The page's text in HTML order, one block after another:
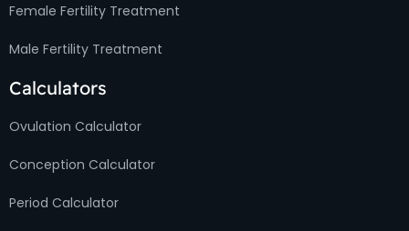
Female Fertility Treatment
Male Fertility Treatment
Calculators
Ovulation Calculator
Conception Calculator
Period Calculator